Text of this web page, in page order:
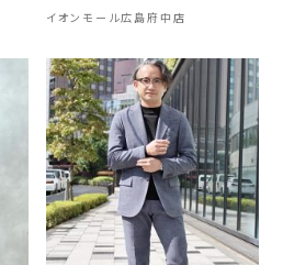
イオンモール広島府中店